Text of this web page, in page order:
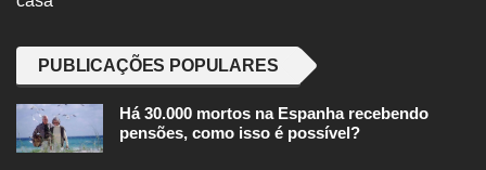
PUBLICAÇÕES POPULARES
Há 30.000 mortos na Espanha recebendo
pensões, como isso é possível?